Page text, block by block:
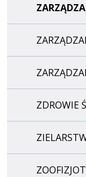
ZDROWIE